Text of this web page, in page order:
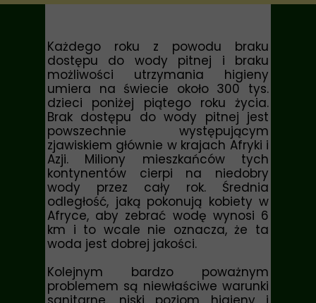
Każdego roku z powodu braku
dostępu do wody pitnej i braku
możliwości utrzymania higieny
umiera na świecie około 300 tys.
dzieci poniżej piątego roku życia.
Brak dostępu do wody pitnej jest
powszechnie występującym
zjawiskiem głównie w krajach Afryki i
Azji. Miliony mieszkańców tych
kontynentów cierpi na niedobry
wody przez cały rok. Średnia
odległość, jaką pokonują kobiety w
Afryce, aby zebrać wodę wynosi 6
km i to wcale nie oznacza, że ta
woda jest dobrej jakości.
Kolejnym bardzo poważnym
problemem są niewłaściwe warunki